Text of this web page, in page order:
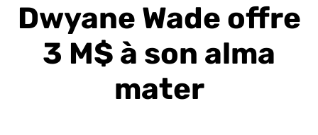
Dwyane Wade offre
3 M$ à son alma
mater